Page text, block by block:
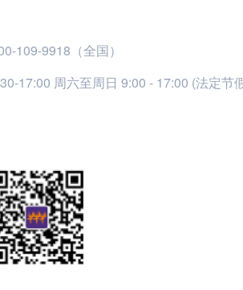
109-9918（全国）
17:00 周六至周日 9:00 - 17:00 (法定节